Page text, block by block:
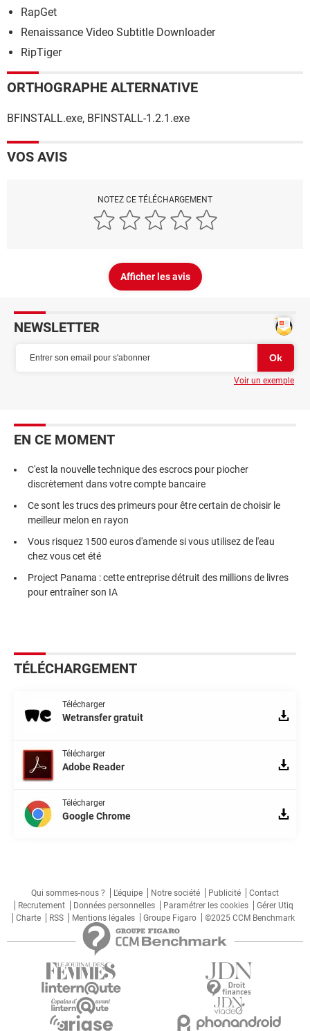
RapGet
Renaissance Video Subtitle Downloader
RipTiger
ORTHOGRAPHE ALTERNATIVE
BFINSTALL.exe, BFINSTALL-1.2.1.exe
VOS AVIS
NOTEZ CE TÉLÉCHARGEMENT
Afficher les avis
NEWSLETTER
Voir un exemple
EN CE MOMENT
C'est la nouvelle technique des escrocs pour piocher
discrètement dans votre compte bancaire
Ce sont les trucs des primeurs pour être certain de choisir le
meilleur melon en rayon
Vous risquez 1500 euros d'amende si vous utilisez de l'eau
chez vous cet été
Project Panama : cette entreprise détruit des millions de livres
pour entraîner son IA
TÉLÉCHARGEMENT
Télécharger
Wetransfer gratuit
Télécharger
Adobe Reader
Télécharger
Google Chrome
Qui sommes-nous ? L'équipe Notre société Publicité
Contact
Recrutement
Données personnelles Paramétrer les cookies
Gérer Utiq
Charte
RSS Mentions légales Groupe Figaro ©2025 CCM Benchmark